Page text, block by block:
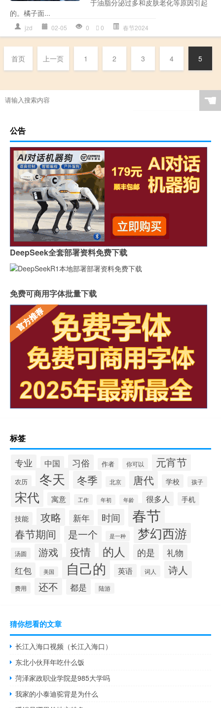
于油脂分泌过多和皮肤老化等原因引起
的。橘子面...
jzd 02-05 0 0 春节2024
首页 上一页 1 2 3 4 5
☚
公告
DeepSeek全套部署资料免费下载
免费可商用字体批量下载
标签
专业 中国 习俗 作者 你可以 元宵节
农历 冬天 冬季 北京 唐代 学校 孩子
宋代 寓意 工作 年初 年龄 很多人 手机
技能 攻略 新年 时间 春节
春节期间 是一个 是一种 梦幻西游
汤圆 游戏 疫情 的人 的是
礼物
红包
美国 自己的 英语 词人 诗人
费用 还不 都是 陆游
猜你想看的文章
长江入海口视频（长江入海口）
东北小伙拜年吃什么饭
菏泽家政职业学院是985大学吗
我家的小泰迪驼背是为什么